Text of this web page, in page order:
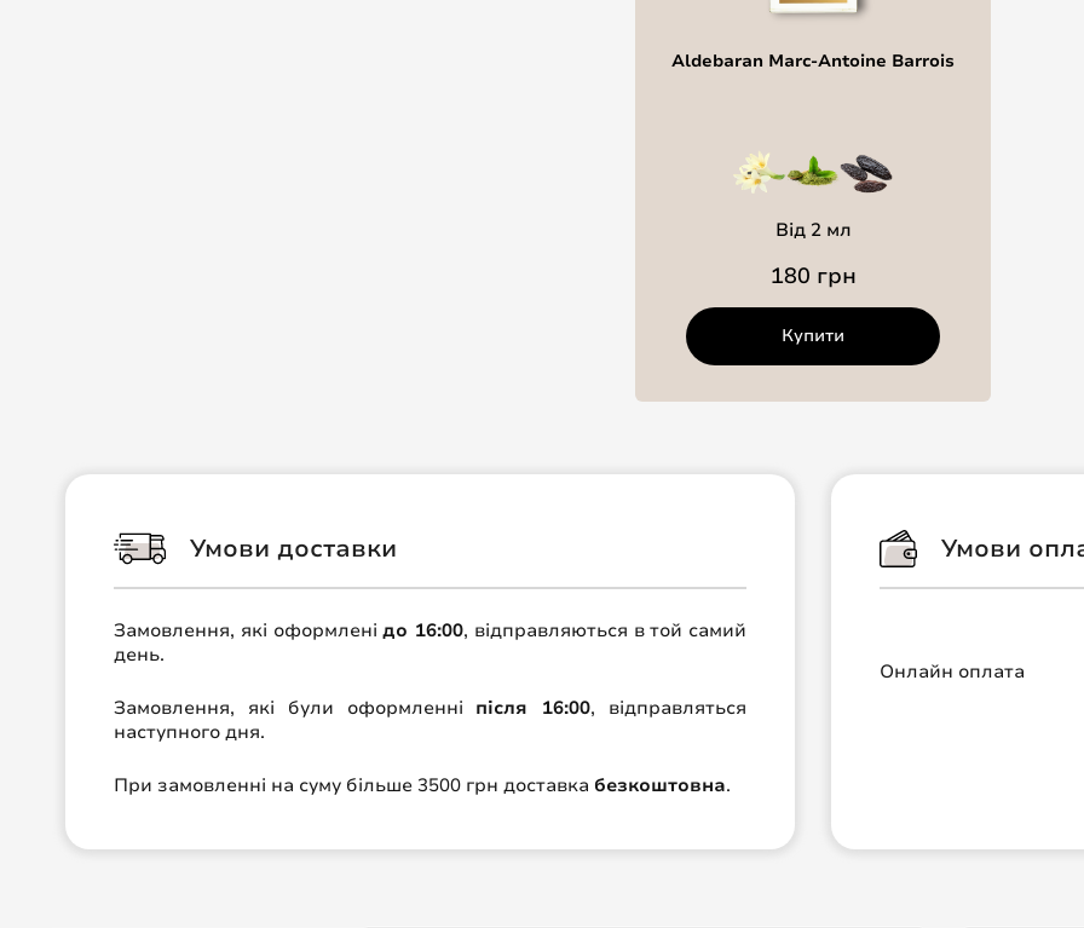
Aldebaran Marc-Antoine Barrois
Від 2 мл
180 грн
Купити
Умови доставки
Замовлення, які оформленідо 16:00, відправляються в той самий
день.
Замовлення, які були оформленні після 16:00, відправляться
наступного дня.
При замовленні на суму більше 3500 грн доставка безкоштовна.
Умови
Онлайн оплата